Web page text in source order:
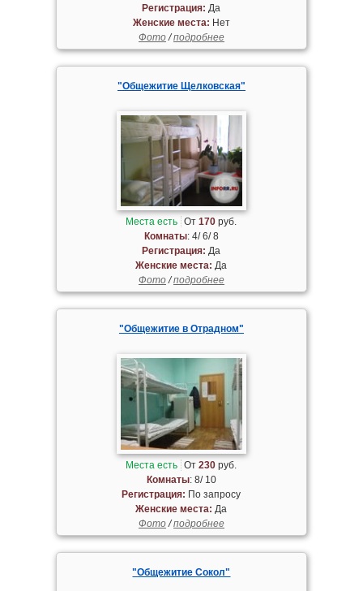
Регистрация: Да
Женские места: Нет
Фото/подробнее
"Общежитие Щелковская"
Места есть От170 руб.
Комнаты: 4/ 6/ 8
Регистрация: Да
Женские места: Да
Фото/подробнее
"Общежитие в Отрадном"
Места есть От230 руб.
Комнаты: 8/ 10
Регистрация: По запросу
Женские места: Да
Фото/подробнее
"Общежитие Сокол"